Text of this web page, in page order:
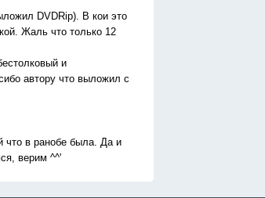
DVDRip). В кои это
Жаль что только 12
и
автору что выложил с
что в ранобе была. Да и
верим ^^'